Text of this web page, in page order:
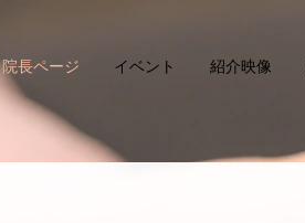
院長ページ イベント 紹介映像